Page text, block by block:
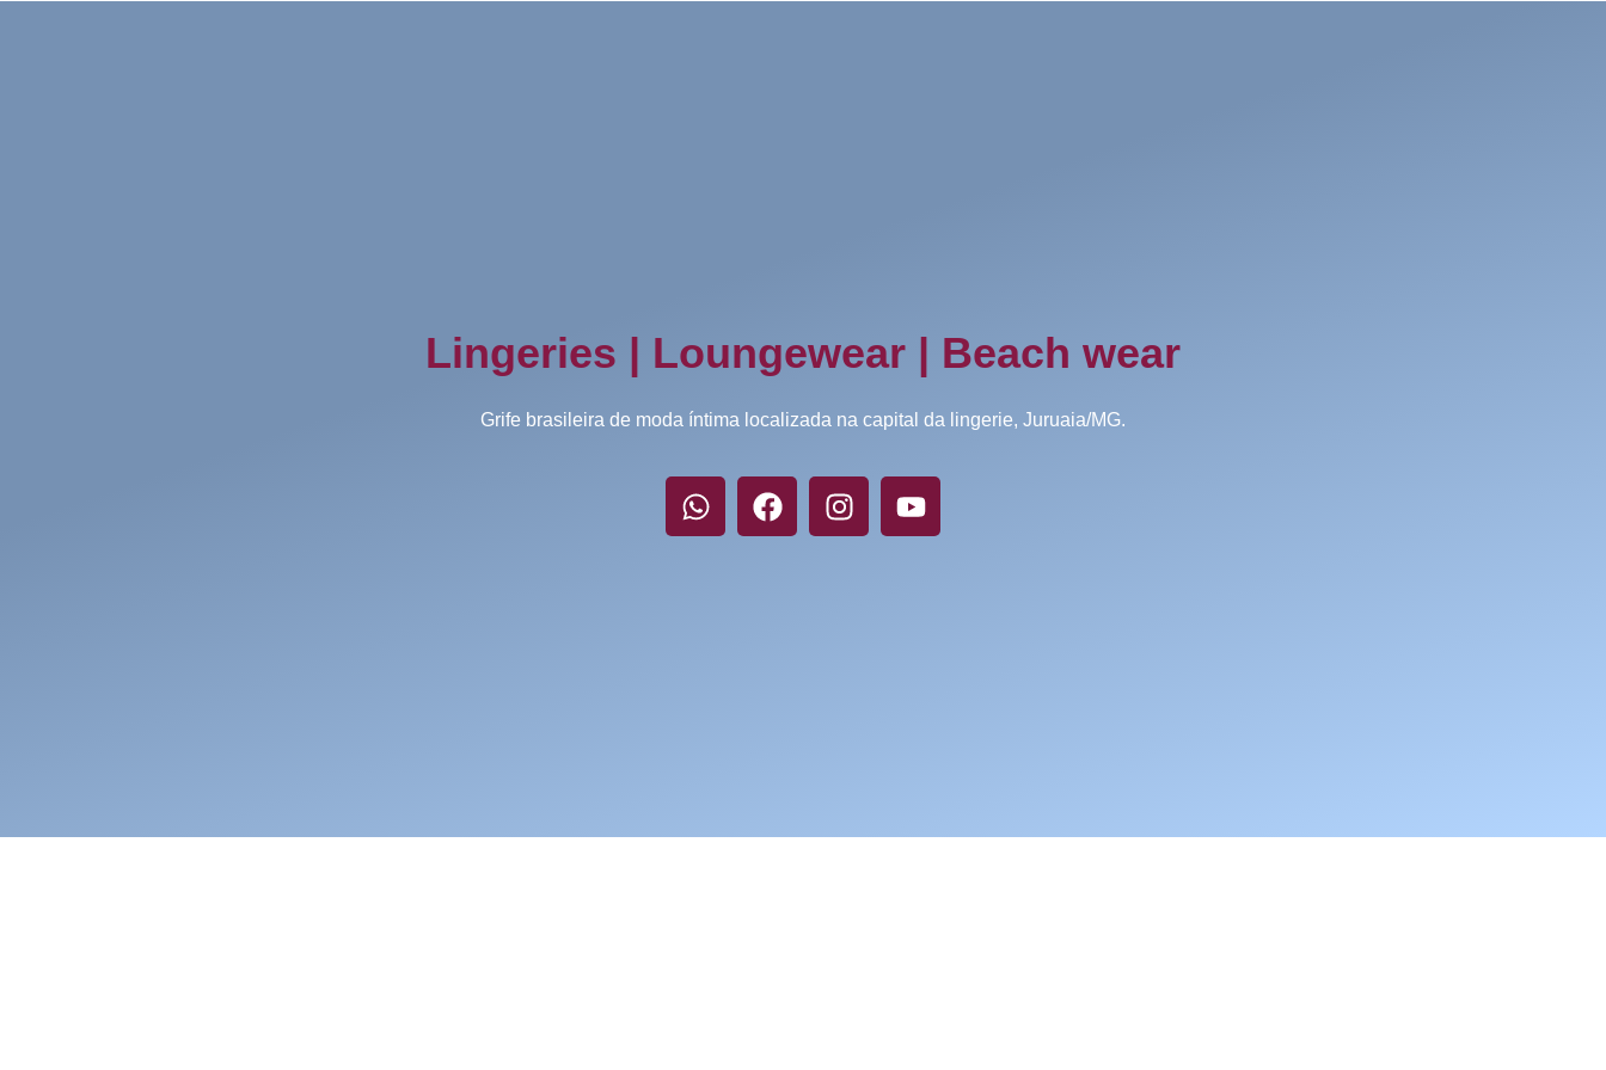
Lingeries | Loungewear | Beach wear
Grife brasileira de moda íntima localizada na capital da lingerie, Juruaia/MG.